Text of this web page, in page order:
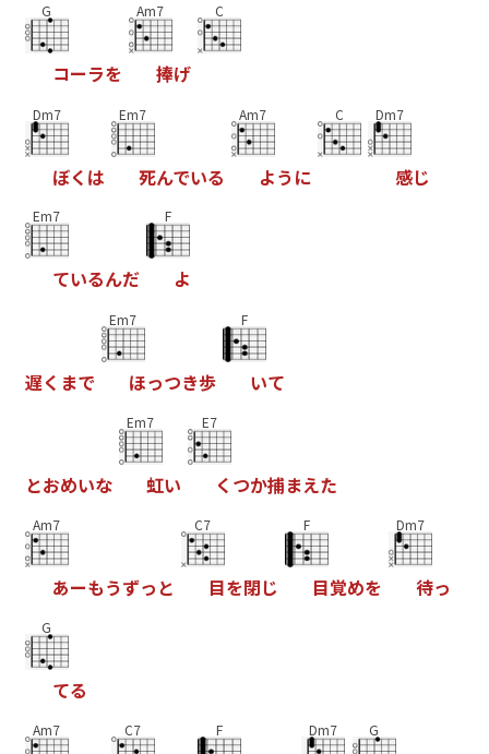
G
コーラを
Am7
捧げ
C
Dm7
ぼく は
Em7
死んでいる
Am7
よう に
C Dm7
感じ
Em7
ているんだ
F
よ
遅く まで
Em7
ほっつき歩
F
いて
とおめいな
Em7
虹い
E7
く つか捕まえた
Am7
あーもうずっ と
C7
目を閉じ
F
目覚めを
Dm7
待っ
G
てる
Am7 C7 F Dm7 G